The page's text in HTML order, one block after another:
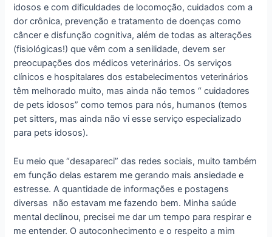
idosos e com dificuldades de locomoção, cuidados com a
dor crônica, prevenção e tratamento de doenças como
câncer e disfunção cognitiva, além de todas as alterações
(fisiológicas!) que vêm com a senilidade, devem ser
preocupações dos médicos veterinários. Os serviços
clínicos e hospitalares dos estabelecimentos veterinários
têm melhorado muito, mas ainda não temos “ cuidadores
de pets idosos” como temos para nós, humanos (temos
pet sitters, mas ainda não vi esse serviço especializado
para pets idosos).
Eu meio que “desapareci” das redes sociais, muito também
em função delas estarem me gerando mais ansiedade e
estresse. A quantidade de informações e postagens
diversas não estavam me fazendo bem. Minha saúde
mental declinou, precisei me dar um tempo para respirar e
me entender. O autoconhecimento e o respeito a mim